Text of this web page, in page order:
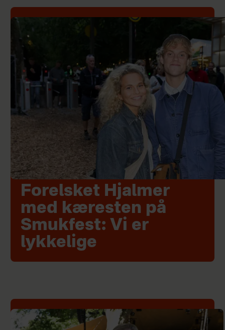
Forelsket Hjalmer
med kæresten på
Smukfest: Vi er
lykkelige